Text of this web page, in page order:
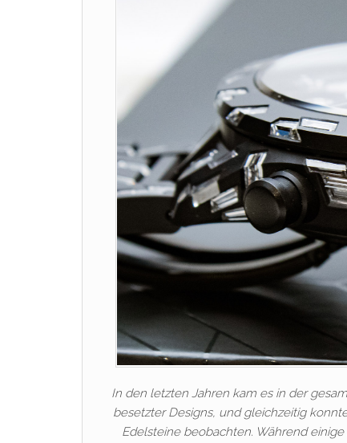
In den letzten Jahren kam es in der
besetzter Designs, und gleichzeitig
Edelsteine beobachten. Während